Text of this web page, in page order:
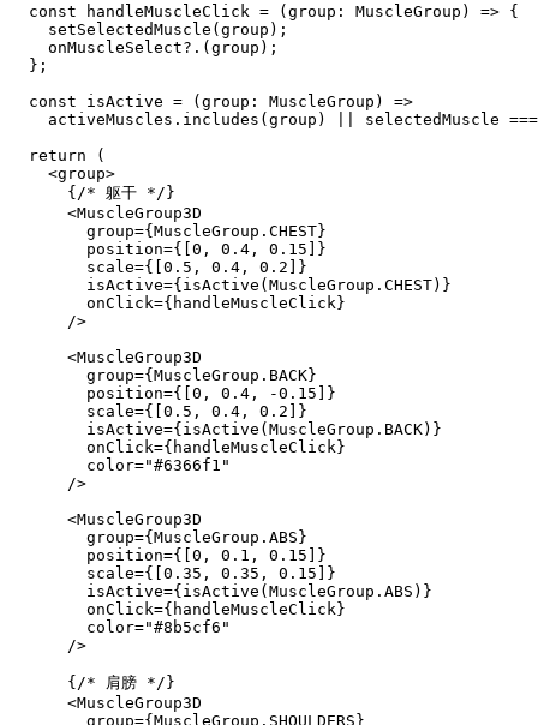
  const handleMuscleClick = (group: MuscleGroup) => {
    setSelectedMuscle(group);
    onMuscleSelect?.(group);
  };
  const isActive = (group: MuscleGroup) =>
activeMuscles.includes(group) || selectedMuscle
  return (
    <group>
      {/* 躯干 */}
      <MuscleGroup3D
        group={MuscleGroup.CHEST}
        position={[0, 0.4, 0.15]}
        scale={[0.5, 0.4, 0.2]}
        isActive={isActive(MuscleGroup.CHEST)}
        onClick={handleMuscleClick}
      />
      <MuscleGroup3D
        group={MuscleGroup.BACK}
        position={[0, 0.4, -0.15]}
        scale={[0.5, 0.4, 0.2]}
        isActive={isActive(MuscleGroup.BACK)}
        onClick={handleMuscleClick}
        color="#6366f1"
      />
      <MuscleGroup3D
        group={MuscleGroup.ABS}
        position={[0, 0.1, 0.15]}
        scale={[0.35, 0.35, 0.15]}
        isActive={isActive(MuscleGroup.ABS)}
        onClick={handleMuscleClick}
        color="#8b5cf6"
      />
      {/* 肩膀 */}
      <MuscleGroup3D
        group={MuscleGroup.SHOULDERS}